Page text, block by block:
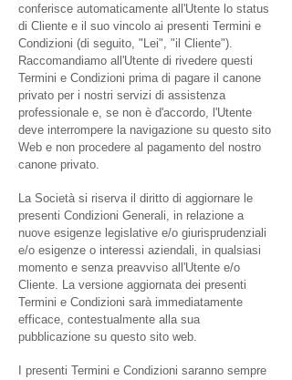
conferisce automaticamente all'Utente lo status
di Cliente e il suo vincolo ai presenti Termini e
Condizioni (di seguito, "Lei", "il Cliente").
Raccomandiamo all'Utente di rivedere questi
Termini e Condizioni prima di pagare il canone
privato per i nostri servizi di assistenza
professionale e, se non è d'accordo, l'Utente
deve interrompere la navigazione su questo sito
Web e non procedere al pagamento del nostro
canone privato.
La Società si riserva il diritto di aggiornare le
presenti Condizioni Generali, in relazione a
nuove esigenze legislative e/o giurisprudenziali
e/o esigenze o interessi aziendali, in qualsiasi
momento e senza preavviso all'Utente e/o
Cliente. La versione aggiornata dei presenti
Termini e Condizioni sarà immediatamente
efficace, contestualmente alla sua
pubblicazione su questo sito web.
I presenti Termini e Condizioni saranno sempre